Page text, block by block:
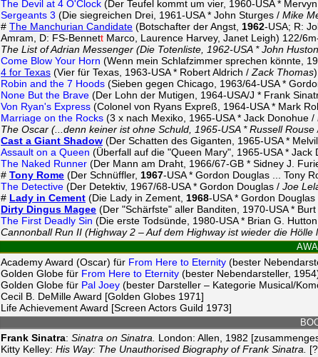
The Devil at 4 O'Clock (Der Teufel kommt um vier, 1960-USA *
Sergeants 3 (Die siegreichen Drei, 1961-USA * John Sturges / Mike
# The Manchurian Candidate (Botschafter der Angst, 1962-USA; R:
Amram, D: FS-Bennett Marco, Laurence Harvey, Janet Leigh) 122/
The List of Adrian Messenger (Die Totenliste, 1962-USA * John
Come Blow Your Horn (Wenn mein Schlafzimmer sprechen könnte,
4 for Texas (Vier für Texas, 1963-USA * Robert Aldrich / Zack Thomas)
Robin and the 7 Hoods (Sieben gegen Chicago, 1963/64-USA *
None But the Brave (Der Lohn der Mutigen, 1964-USA/J * Frank
Von Ryan's Express (Colonel von Ryans Expreß, 1964-USA * Mark
Marriage on the Rocks (3 x nach Mexiko, 1965-USA * Jack Donohue /
The Oscar (...denn keiner ist ohne Schuld, 1965-USA * Russell Rouse
Cast a Giant Shadow (Der Schatten des Giganten, 1965-USA *
Assault on a Queen (Überfall auf die "Queen Mary", 1965-USA * Jack
The Naked Runner (Der Mann am Draht, 1966/67-GB * Sidney J.
# Tony Rome (Der Schnüffler, 1967-USA * Gordon Douglas ... Tony
The Detective (Der Detektiv, 1967/68-USA * Gordon Douglas / Joe
# Lady in Cement (Die Lady in Zement, 1968-USA * Gordon
Dirty Dingus Magee (Der "Schärfste" aller Banditen, 1970-USA *
The First Deadly Sin (Die erste Todsünde, 1980-USA * Brian G.
Cannonball Run II (Highway 2 – Auf dem Highway ist wieder die
Academy Award (Oscar) für From Here to Eternity (bester
Golden Globe für From Here to Eternity (bester Nebendarsteller,
Golden Globe für Pal Joey (bester Darsteller – Kategorie Musical/
Cecil B. DeMille Award [Golden Globes 1971]
Life Achievement Award [Screen Actors Guild 1973]
Frank Sinatra: Sinatra on Sinatra.
London: Allen, 1982
Kitty Kelley: His Way: The Unauthorised Biography of Frank Sinatra.